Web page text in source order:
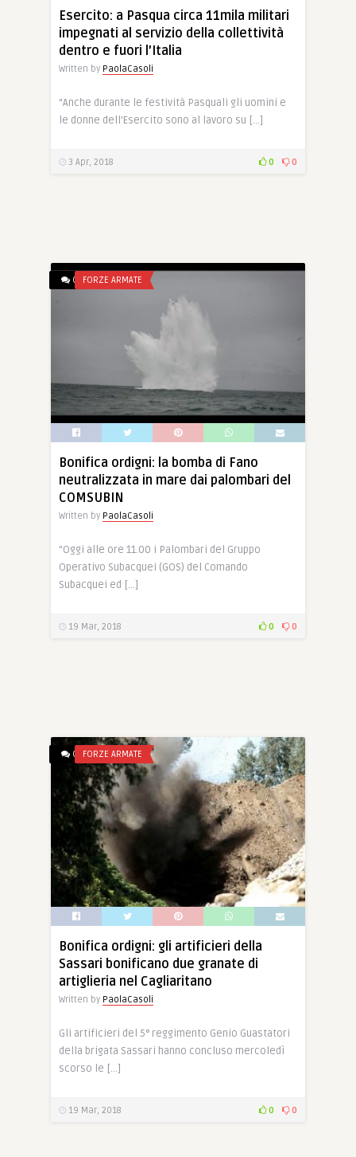
Esercito: a Pasqua circa 11mila militari
impegnati al servizio della collettività
dentro e fuori l’Italia
Written by PaolaCasoli
“Anche durante le festività Pasquali gli uomini e
le donne dell’Esercito sono al lavoro su […]
3 Apr, 2018 0 0
0 FORZE ARMATE
Bonifica ordigni: la bomba di Fano
neutralizzata in mare dai palombari del
COMSUBIN
Written by PaolaCasoli
“Oggi alle ore 11.00 i Palombari del Gruppo
Operativo Subacquei (GOS) del Comando
Subacquei ed […]
19 Mar, 2018 0 0
0 FORZE ARMATE
Bonifica ordigni: gli artificieri della
Sassari bonificano due granate di
artiglieria nel Cagliaritano
Written by PaolaCasoli
Gli artificieri del 5° reggimento Genio Guastatori
della brigata Sassari hanno concluso mercoledì
scorso le […]
19 Mar, 2018 0 0